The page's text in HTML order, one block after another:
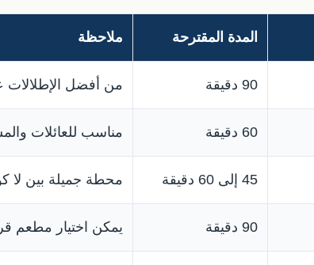
المدة المقترحة ملاحظة
90 دقيقة من أفضل الإطلالات
60 دقيقة مناسب للعائلات
45 إلى 60 دقيقة محطة جميلة بين لا
90 دقيقة يمكن اختيار مطعم